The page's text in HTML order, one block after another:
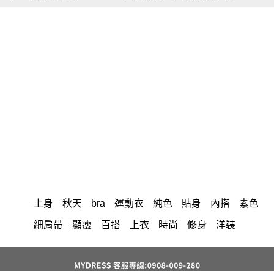
上身 秋天 bra 運動衣 純色 貼身 內搭 素色
細肩帶 顯瘦 百搭 上衣 時尚 修身 洋裝
中大尺碼 長洋裝 小香風 套裝 棉花糖女孩 褲裙
牛仔褲 西裝褲 長裙 正韓 洋裝